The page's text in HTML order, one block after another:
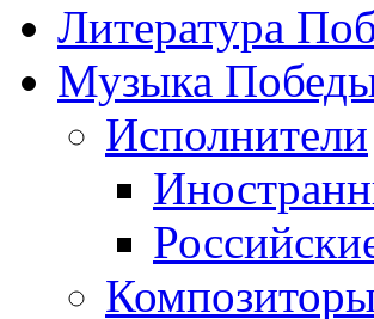
Литература
Музыка
Исполнители